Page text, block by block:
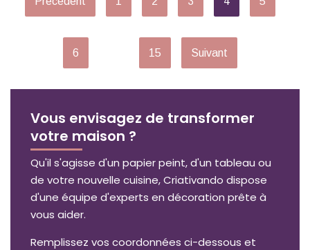
6 15 Suivant
Vous envisagez de transformer
votre maison ?
Qu'il s'agisse d'un papier peint, d'un tableau ou
de votre nouvelle cuisine, Criativando dispose
d'une équipe d'experts en décoration prête à
vous aider.
Remplissez vos coordonnées ci-dessous et